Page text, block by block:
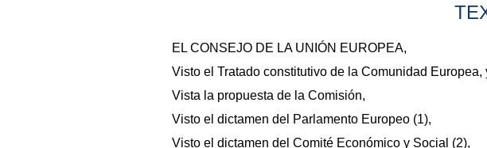
EL CONSEJO DE LA UNIÓN EUROPEA,
Visto el Tratado constitutivo de la Comunidad Europea,
Vista la propuesta de la Comisión,
Visto el dictamen del Parlamento Europeo (1),
Visto el dictamen del Comité Económico y Social (2),